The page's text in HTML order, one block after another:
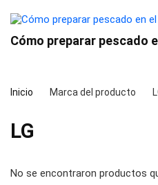
Cómo preparar pescado
Inicio Marca del producto
LG
No se encontraron productos